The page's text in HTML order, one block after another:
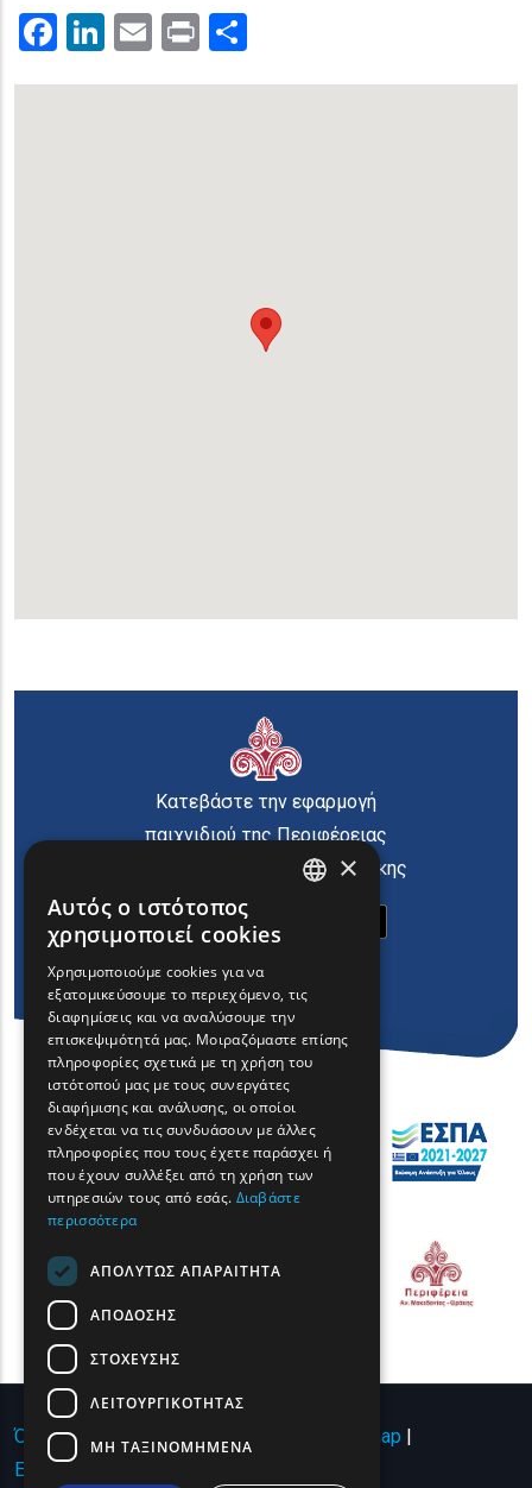
Facebook
LinkedIn
Email
Print
Κατεβάστε την εφαρμογή
παιχνιδιού της Περιφέρειας
Ανατολικής Μακεδονίας Θράκης
Όροι χρήσης | Πολιτική Απορρήτου Sitemap |
Επικοινωνία
FRENCH
BULGARIAN
ROMANIAN
TURKISH
×
Αυτός ο ιστότοπος
χρησιμοποιεί cookies
Χρησιμοποιούμε cookies για να
εξατομικεύσουμε το περιεχόμενο, τις
διαφημίσεις και να αναλύσουμε την
επισκεψιμότητά μας. Μοιραζόμαστε επίσης
πληροφορίες σχετικά με τη χρήση του
ιστότοπού μας με τους συνεργάτες
διαφήμισης και ανάλυσης, οι οποίοι
ενδέχεται να τις συνδυάσουν με άλλες
πληροφορίες που τους έχετε παράσχει ή
που έχουν συλλέξει από τη χρήση των
υπηρεσιών τους από εσάς. Διαβάστε
περισσότερα
ΑΠΟΛΎΤΩΣ ΑΠΑΡΑΊΤΗΤΑ
ΑΠΌΔΟΣΗΣ
ΣΤΌΧΕΥΣΗΣ
ΛΕΙΤΟΥΡΓΙΚΌΤΗΤΑΣ
ΜΗ ΤΑΞΙΝΟΜΗΜΈΝΑ